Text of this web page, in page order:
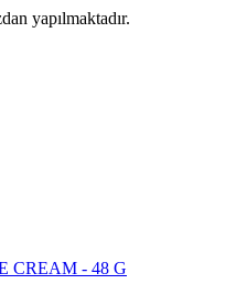
yapılmaktadır.
CREAM - 48 G